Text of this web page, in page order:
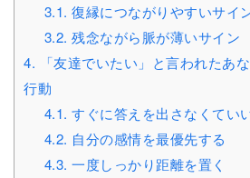
3.1. 復縁につながりやすいサイ
3.2. 残念ながら脈が薄いサイン
4. 「友達でいたい」と言われたあ
行動
4.1. すぐに答えを出さなくてい
4.2. 自分の感情を最優先する
4.3. 一度しっかり距離を置く